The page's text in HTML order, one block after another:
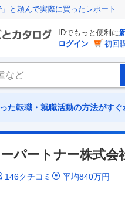
と頼んで実際に買ったレポート
IDでもっと便利に
ログイン
初回
た転職・就職活動の方法がす
パートナー株式会
146クチコミ 平均840万円